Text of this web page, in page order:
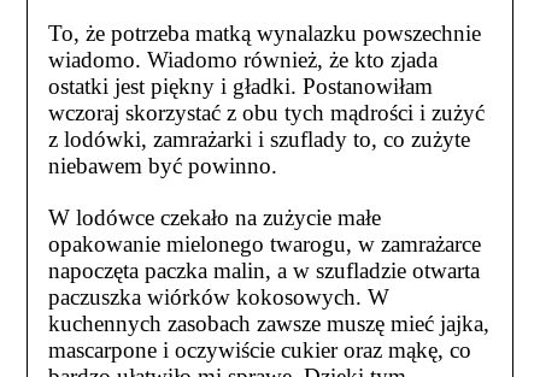
To, że potrzeba matką wynalazku powszechnie
wiadomo. Wiadomo również, że kto zjada
ostatki jest piękny i gładki. Postanowiłam
wczoraj skorzystać z obu tych mądrości i zużyć
z lodówki, zamrażarki i szuflady to, co zużyte
niebawem być powinno.
W lodówce czekało na zużycie małe
opakowanie mielonego twarogu, w zamrażarce
napoczęta paczka malin, a w szufladzie otwarta
paczuszka wiórków kokosowych. W
kuchennych zasobach zawsze muszę mieć jajka,
mascarpone i oczywiście cukier oraz mąkę, co